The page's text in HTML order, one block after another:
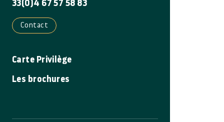
33(0)4 67 57 58 83
Contact
Carte Privilège
Les brochures